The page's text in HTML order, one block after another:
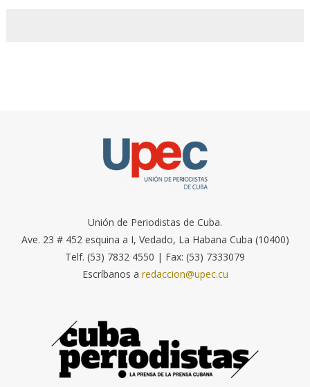
Unión de Periodistas de Cuba.
Ave. 23 # 452 esquina a I, Vedado, La Habana Cuba (10400)
Telf. (53) 7832 4550 | Fax: (53) 7333079
Escríbanos a redaccion@upec.cu